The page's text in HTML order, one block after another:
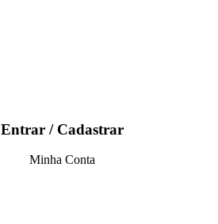
Entrar / Cadastrar
Minha Conta